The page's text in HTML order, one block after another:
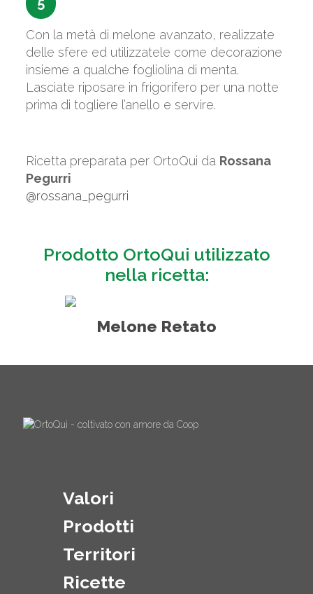
Con la metà di melone avanzato, realizzate
delle sfere ed utilizzatele come decorazione
insieme a qualche fogliolina di menta.
Lasciate riposare in frigorifero per una notte
prima di togliere l’anello e servire.
Ricetta preparata per OrtoQui da Rossana
Pegurri
@rossana_pegurri
Prodotto OrtoQui utilizzato
nella ricetta:
Melone Retato
Valori
Prodotti
Territori
Ricette